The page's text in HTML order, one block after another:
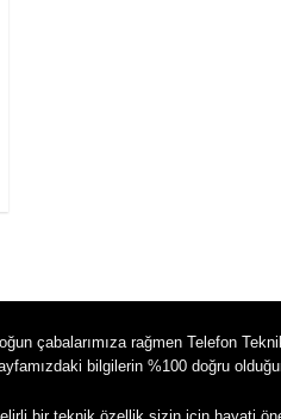
çabalarımıza rağmen Telefon
bilgilerin %100 doğru